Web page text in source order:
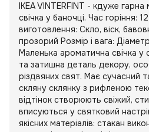
IKEA VINTERFINT - кдуже
свічка у баночці. Час горіння:
виготовлення: Скло, віск,
прозорий Розмір і вага:
Маленька ароматична свічка у
та затишна деталь декору,
різдвяних свят. Має сучасний
скляну склянку з рифленою
відтінок створюють свіжий,
вписуються у святковий
якісних матеріалів: стакан